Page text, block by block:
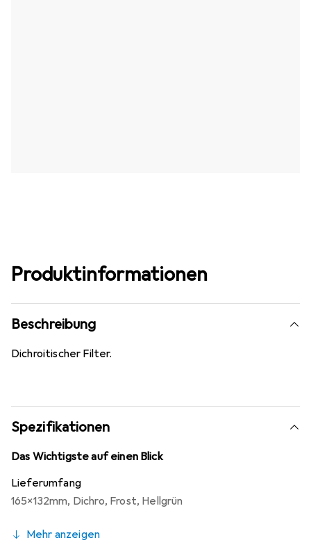
Produktinformationen
Beschreibung
Dichroitischer Filter.
Spezifikationen
Das Wichtigste auf einen Blick
Lieferumfang
165x132mm, Dichro, Frost, Hellgrün
Mehr anzeigen